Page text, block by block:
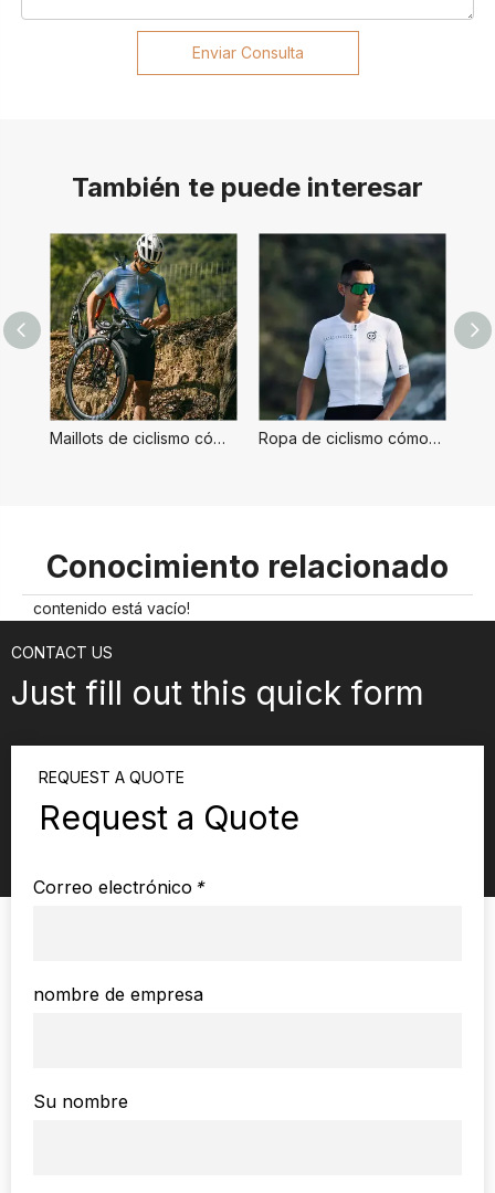
Enviar Consulta
También te puede interesar
Maillots de ciclismo cómodos y elegantes para hombre Ropa de ciclismo cómoda para hombre
Conocimiento relacionado
contenido está vacío!
CONTACT US
Just fill out this quick form
REQUEST A QUOTE
Request a Quote
*
Correo electrónico
nombre de empresa
Su nombre